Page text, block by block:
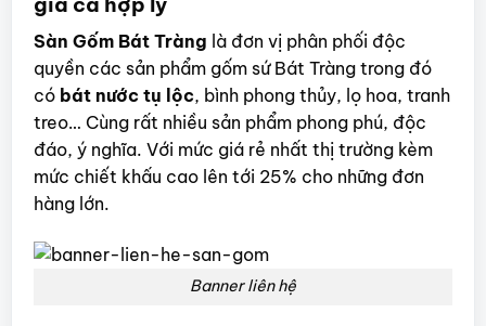
Sàn Gốm Bát Tràng là đơn vị phân phối độc
quyền các sản phẩm gốm sứ Bát Tràng trong đó
có bát nước tụ lộc, bình phong thủy, lọ hoa, tranh
treo… Cùng rất nhiều sản phẩm phong phú, độc
đáo, ý nghĩa. Với mức giá rẻ nhất thị trường kèm
mức chiết khấu cao lên tới 25% cho những đơn
hàng lớn.
Banner liên hệ